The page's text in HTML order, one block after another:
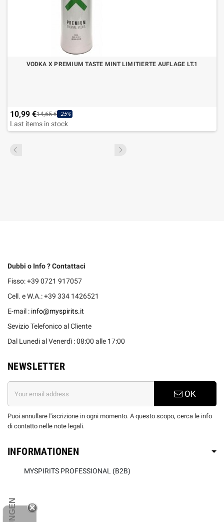
VODKA X PREMIUM TASTE MINT LIMITIERTE AUFLAGE LT.1
10,99 €14,65 € -25%
Last items in stock
Dubbi o Info ? Contattaci
Fisso: +39 0721 917057
Cell. e W.A.: +39 334 1426521
E-mail : info@myspirits.it
Sevizio Telefonico al Cliente
Dal Lunedi al Venerdì : 08:00 alle 17:00
NEWSLETTER
OK
Puoi annullare l'iscrizione in ogni momento. A questo scopo, cerca le info
di contatto nelle note legali.
INFORMATIONEN
MYSPIRITS PROFESSIONAL (B2B)